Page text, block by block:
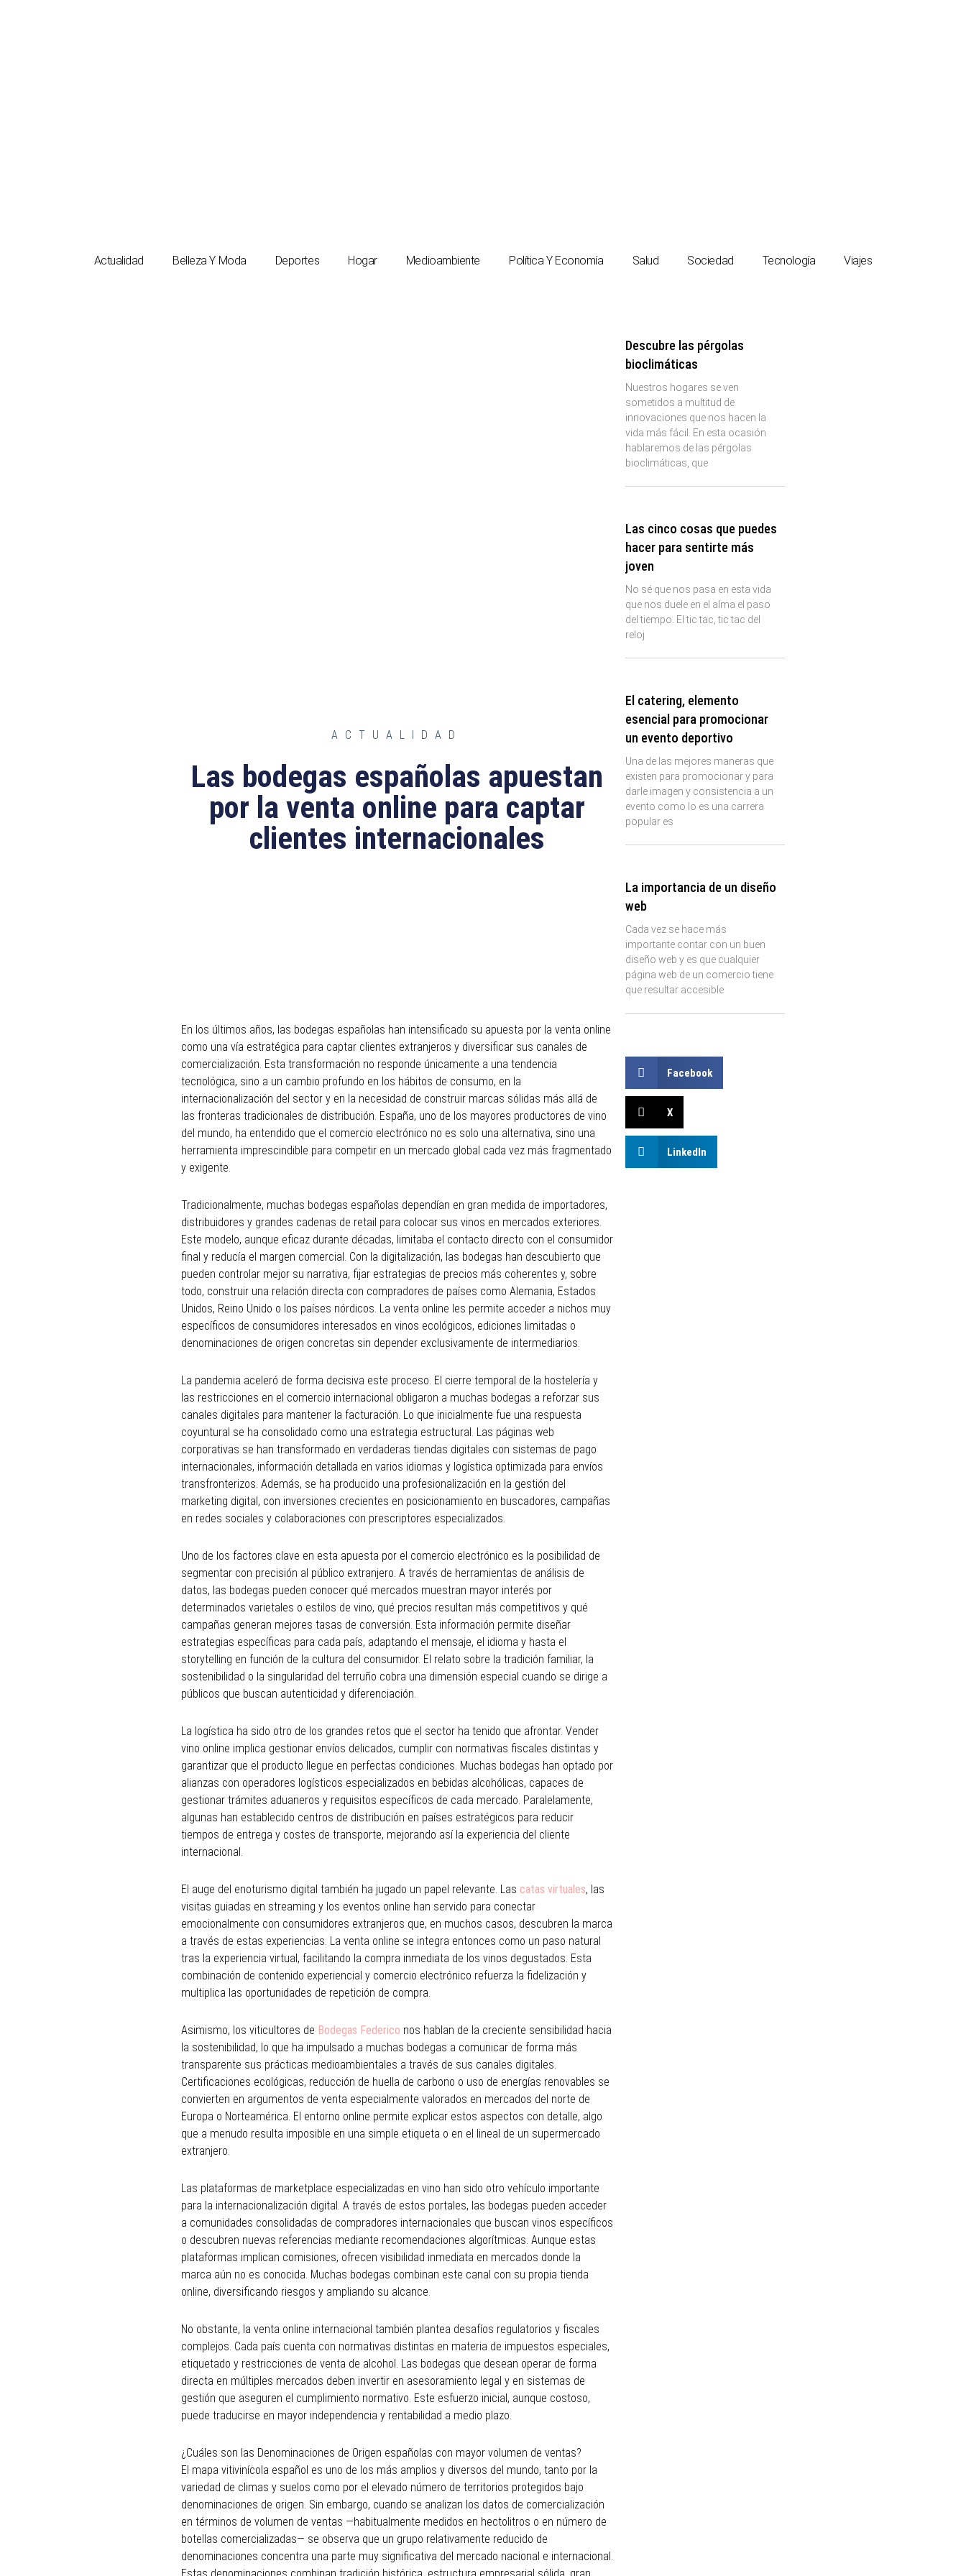
Actualidad Belleza Y Moda Deportes Hogar Medioambiente Política Y Economía Salud Sociedad Tecnología Viajes
ACTUALIDAD
Las bodegas españolas apuestan
por la venta online para captar
clientes internacionales
En los últimos años, las bodegas españolas han intensificado su apuesta por la venta online
como una vía estratégica para captar clientes extranjeros y diversificar sus canales de
comercialización. Esta transformación no responde únicamente a una tendencia
tecnológica, sino a un cambio profundo en los hábitos de consumo, en la
internacionalización del sector y en la necesidad de construir marcas sólidas más allá de
las fronteras tradicionales de distribución. España, uno de los mayores productores de vino
del mundo, ha entendido que el comercio electrónico no es solo una alternativa, sino una
herramienta imprescindible para competir en un mercado global cada vez más fragmentado
y exigente.
Tradicionalmente, muchas bodegas españolas dependían en gran medida de importadores,
distribuidores y grandes cadenas de retail para colocar sus vinos en mercados exteriores.
Este modelo, aunque eficaz durante décadas, limitaba el contacto directo con el consumidor
final y reducía el margen comercial. Con la digitalización, las bodegas han descubierto que
pueden controlar mejor su narrativa, fijar estrategias de precios más coherentes y, sobre
todo, construir una relación directa con compradores de países como Alemania, Estados
Unidos, Reino Unido o los países nórdicos. La venta online les permite acceder a nichos muy
específicos de consumidores interesados en vinos ecológicos, ediciones limitadas o
denominaciones de origen concretas sin depender exclusivamente de intermediarios.
La pandemia aceleró de forma decisiva este proceso. El cierre temporal de la hostelería y
las restricciones en el comercio internacional obligaron a muchas bodegas a reforzar sus
canales digitales para mantener la facturación. Lo que inicialmente fue una respuesta
coyuntural se ha consolidado como una estrategia estructural. Las páginas web
corporativas se han transformado en verdaderas tiendas digitales con sistemas de pago
internacionales, información detallada en varios idiomas y logística optimizada para envíos
transfronterizos. Además, se ha producido una profesionalización en la gestión del
marketing digital, con inversiones crecientes en posicionamiento en buscadores, campañas
en redes sociales y colaboraciones con prescriptores especializados.
Uno de los factores clave en esta apuesta por el comercio electrónico es la posibilidad de
segmentar con precisión al público extranjero. A través de herramientas de análisis de
datos, las bodegas pueden conocer qué mercados muestran mayor interés por
determinados varietales o estilos de vino, qué precios resultan más competitivos y qué
campañas generan mejores tasas de conversión. Esta información permite diseñar
estrategias específicas para cada país, adaptando el mensaje, el idioma y hasta el
storytelling en función de la cultura del consumidor. El relato sobre la tradición familiar, la
sostenibilidad o la singularidad del terruño cobra una dimensión especial cuando se dirige a
públicos que buscan autenticidad y diferenciación.
La logística ha sido otro de los grandes retos que el sector ha tenido que afrontar. Vender
vino online implica gestionar envíos delicados, cumplir con normativas fiscales distintas y
garantizar que el producto llegue en perfectas condiciones. Muchas bodegas han optado por
alianzas con operadores logísticos especializados en bebidas alcohólicas, capaces de
gestionar trámites aduaneros y requisitos específicos de cada mercado. Paralelamente,
algunas han establecido centros de distribución en países estratégicos para reducir
tiempos de entrega y costes de transporte, mejorando así la experiencia del cliente
internacional.
El auge del enoturismo digital también ha jugado un papel relevante. Las catas virtuales, las
visitas guiadas en streaming y los eventos online han servido para conectar
emocionalmente con consumidores extranjeros que, en muchos casos, descubren la marca
a través de estas experiencias. La venta online se integra entonces como un paso natural
tras la experiencia virtual, facilitando la compra inmediata de los vinos degustados. Esta
combinación de contenido experiencial y comercio electrónico refuerza la fidelización y
multiplica las oportunidades de repetición de compra.
Asimismo, los viticultores de Bodegas Federico nos hablan de la creciente sensibilidad hacia
la sostenibilidad, lo que ha impulsado a muchas bodegas a comunicar de forma más
transparente sus prácticas medioambientales a través de sus canales digitales.
Certificaciones ecológicas, reducción de huella de carbono o uso de energías renovables se
convierten en argumentos de venta especialmente valorados en mercados del norte de
Europa o Norteamérica. El entorno online permite explicar estos aspectos con detalle, algo
que a menudo resulta imposible en una simple etiqueta o en el lineal de un supermercado
extranjero.
Las plataformas de marketplace especializadas en vino han sido otro vehículo importante
para la internacionalización digital. A través de estos portales, las bodegas pueden acceder
a comunidades consolidadas de compradores internacionales que buscan vinos específicos
o descubren nuevas referencias mediante recomendaciones algorítmicas. Aunque estas
plataformas implican comisiones, ofrecen visibilidad inmediata en mercados donde la
marca aún no es conocida. Muchas bodegas combinan este canal con su propia tienda
online, diversificando riesgos y ampliando su alcance.
No obstante, la venta online internacional también plantea desafíos regulatorios y fiscales
complejos. Cada país cuenta con normativas distintas en materia de impuestos especiales,
etiquetado y restricciones de venta de alcohol. Las bodegas que desean operar de forma
directa en múltiples mercados deben invertir en asesoramiento legal y en sistemas de
gestión que aseguren el cumplimiento normativo. Este esfuerzo inicial, aunque costoso,
puede traducirse en mayor independencia y rentabilidad a medio plazo.
¿Cuáles son las Denominaciones de Origen españolas con mayor volumen de ventas?
El mapa vitivinícola español es uno de los más amplios y diversos del mundo, tanto por la
variedad de climas y suelos como por el elevado número de territorios protegidos bajo
denominaciones de origen. Sin embargo, cuando se analizan los datos de comercialización
en términos de volumen de ventas —habitualmente medidos en hectolitros o en número de
botellas comercializadas— se observa que un grupo relativamente reducido de
denominaciones concentra una parte muy significativa del mercado nacional e internacional.
Descubre las pérgolas
bioclimáticas
Nuestros hogares se ven
sometidos a multitud de
innovaciones que nos hacen la
vida más fácil. En esta ocasión
hablaremos de las pérgolas
bioclimáticas, que
Las cinco cosas que puedes
hacer para sentirte más
joven
No sé que nos pasa en esta vida
que nos duele en el alma el paso
del tiempo. El tic tac, tic tac del
reloj
El catering, elemento
esencial para promocionar
un evento deportivo
Una de las mejores maneras que
existen para promocionar y para
darle imagen y consistencia a un
evento como lo es una carrera
popular es
La importancia de un diseño
web
Cada vez se hace más
importante contar con un buen
diseño web y es que cualquier
página web de un comercio tiene
que resultar accesible
Facebook
X
LinkedIn